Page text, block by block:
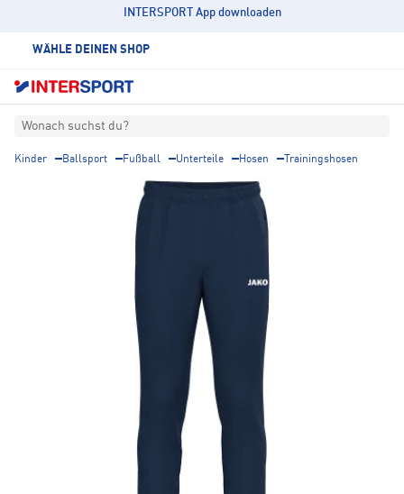
INTERSPORT App downloaden
WÄHLE DEINEN SHOP
Wonach suchst du?
Kinder Ballsport Fußball Unterteile Hosen Trainingshosen